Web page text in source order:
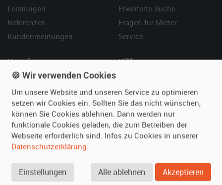
Leistungen
Referenzen
Kundenmeinungen
Erweiterte Suche
Fragen für Mieter
Service
Vermieten
Oldtimer anmelden
Fotos senden
Fragen für Vermieter
Inserat verwalten
Hilfe
So funktioniert's
Kontakt
SPECIAL
unsere Top 10 ...
🍪 Wir verwenden Cookies
Um unsere Website und unseren Service zu optimieren
setzen wir Cookies ein. Sollten Sie das nicht wünschen,
können Sie Cookies ablehnen. Dann werden nur
funktionale Cookies geladen, die zum Betreiben der
Webseite erforderlich sind. Infos zu Cookies in unserer
Datenschutzerklärung.
Einstellungen Alle ablehnen Akzeptieren